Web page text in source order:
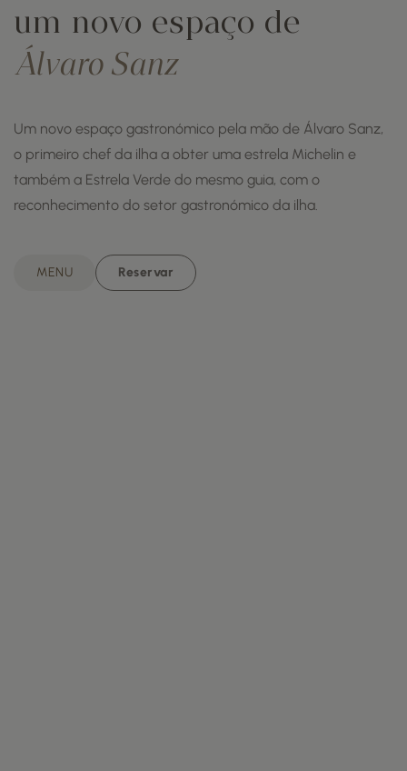
um novo espaço de
Álvaro Sanz
Um novo espaço gastronómico pela mão de Álvaro Sanz,
o primeiro chef da ilha a obter uma estrela Michelin e
também a Estrela Verde do mesmo guia, com o
reconhecimento do setor gastronómico da ilha.
MENU Reservar